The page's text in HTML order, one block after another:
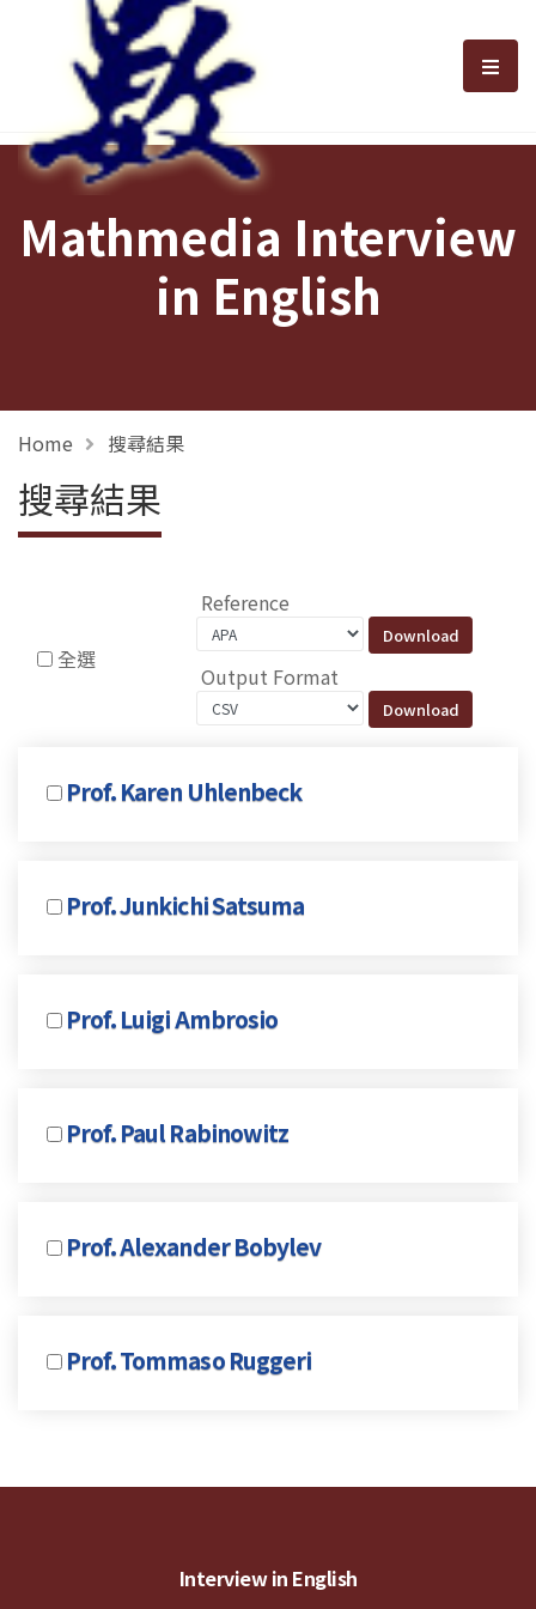
選
Mathmedia Interview
in English
Home 搜尋結果
搜尋結果
全選
Reference
Output Format
Prof. Karen Uhlenbeck
Prof. Junkichi Satsuma
Prof. Luigi Ambrosio
Prof. Paul Rabinowitz
Prof. Alexander Bobylev
Prof. Tommaso Ruggeri
Interview in English